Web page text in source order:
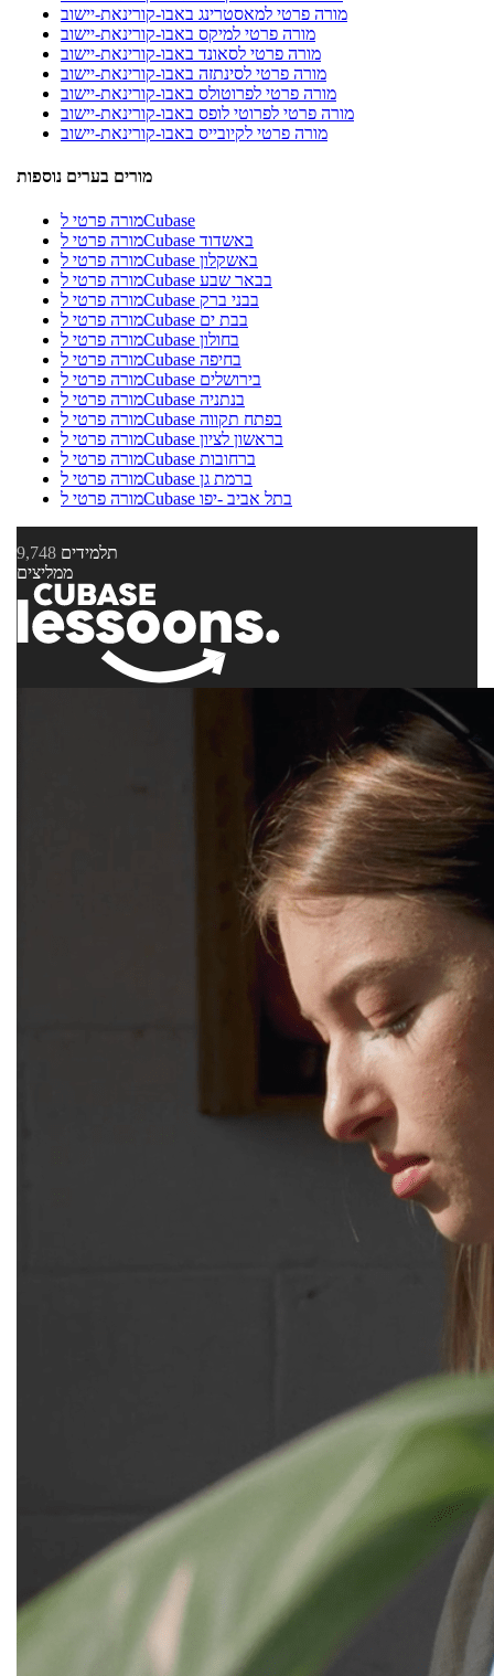
מורה פרטי למאסטרינג באבו-קורינאת-יישוב
מורה פרטי למיקס באבו-קורינאת-יישוב
מורה פרטי לסאונד באבו-קורינאת-יישוב
מורה פרטי לסינתזה באבו-קורינאת-יישוב
מורה פרטי לפרוטולס באבו-קורינאת-יישוב
מורה פרטי לפרוטי לופס באבו-קורינאת-יישוב
מורה פרטי לקיובייס באבו-קורינאת-יישוב
מורים בערים נוספות
מורה פרטי לCubase
מורה פרטי לCubase באשדוד
מורה פרטי לCubase באשקלון
מורה פרטי לCubase בבאר שבע
מורה פרטי לCubase בבני ברק
מורה פרטי לCubase בבת ים
מורה פרטי לCubase בחולון
מורה פרטי לCubase בחיפה
מורה פרטי לCubase בירושלים
מורה פרטי לCubase בנתניה
מורה פרטי לCubase בפתח תקווה
מורה פרטי לCubase בראשון לציון
מורה פרטי לCubase ברחובות
מורה פרטי לCubase ברמת גן
מורה פרטי לCubase בתל אביב -יפו
9,748 תלמידים
ממליצים